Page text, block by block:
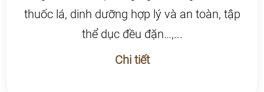
thuốc lá, dinh dưỡng hợp lý và an toàn, tập
thể dục đều đặn…,...
Chi tiết